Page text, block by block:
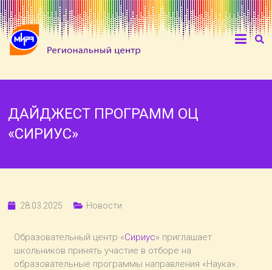
ДАЙДЖЕСТ ПРОГРАММ ОЦ
«СИРИУС»
28.03.2025 Новости
Образовательный центр «Сириус» приглашает
школьников принять участие в отборе на
образовательные программы направления «Наука».